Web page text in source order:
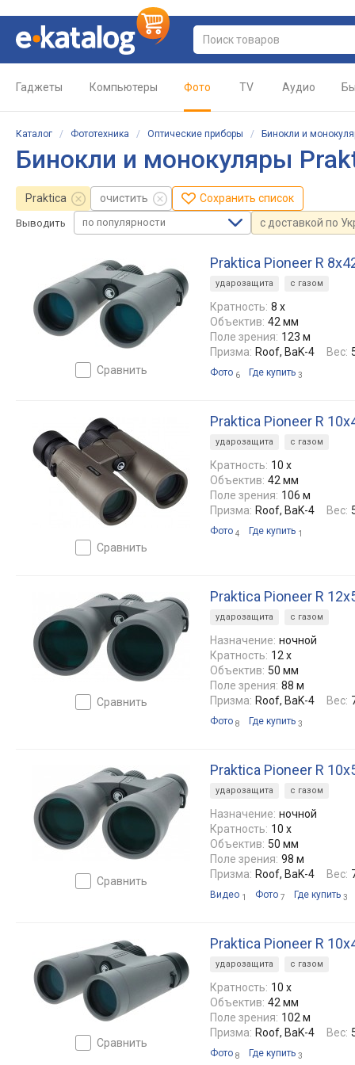
Гаджеты Компьютеры Фото TV Аудио
Каталог / Фототехника / Оптические приборы / Бинокли и
Бинокли и монокуляры
Praktica очистить Сохранить список
Выводить по популярности с доставкой по
сравнить
Praktica Pioneer R
ударозащита с газом
Кратность: 8 x
Объектив: 42 мм
Поле зрения: 123 м
Призма: Roof, BaK-4 Вес:
Фото 6 Где купить 3
сравнить
Praktica Pioneer R
ударозащита с газом
Кратность: 10 x
Объектив: 42 мм
Поле зрения: 106 м
Призма: Roof, BaK-4 Вес:
Фото 4 Где купить 1
сравнить
Praktica Pioneer R
ударозащита с газом
Назначение: ночной
Кратность: 12 x
Объектив: 50 мм
Поле зрения: 88 м
Призма: Roof, BaK-4 Вес:
Фото 8 Где купить 3
сравнить
Praktica Pioneer R
ударозащита с газом
Назначение: ночной
Кратность: 10 x
Объектив: 50 мм
Поле зрения: 98 м
Призма: Roof, BaK-4 Вес:
Видео 1 Фото 7 Где купить 3
сравнить
Praktica Pioneer R
ударозащита с газом
Кратность: 10 x
Объектив: 42 мм
Поле зрения: 102 м
Призма: Roof, BaK-4 Вес:
Фото 8 Где купить 3